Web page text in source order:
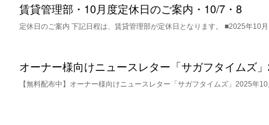
賃貸管理部・10月度定休日のご案内・10/7・8
定休日のご案内 下記日程は、賃貸管理部が定休日となります。 ■2025年10
オーナー様向けニュースレター「サガフタイムズ
【無料配布中】オーナー様向けニュースレター「サガフタイムズ」2025年